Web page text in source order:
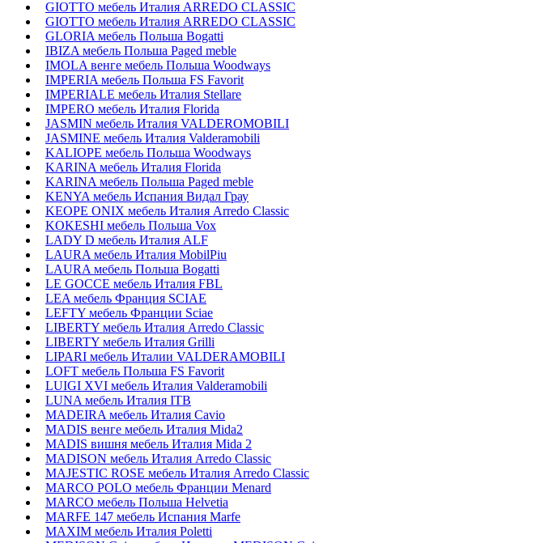
GIOTTO мебель Италия ARREDO CLASSIC
GIOTTO мебель Италия ARREDO CLASSIC
GLORIA мебель Польша Bogatti
IBIZA мебель Польша Paged meble
IMOLA венге мебель Польша Woodways
IMPERIA мебель Польша FS Favorit
IMPERIALE мебель Италия Stellare
IMPERO мебель Италия Florida
JASMIN мебель Италия VALDEROMOBILI
JASMINE мебель Италия Valderamobili
KALIOPE мебель Польша Woodways
KARINA мебель Италия Florida
KARINA мебель Польша Paged meble
KENYA мебель Испания Видал Грау
KEOPE ONIX мебель Италия Arredo Classic
KOKESHI мебель Польша Vox
LADY D мебель Италия ALF
LAURA мебель Италия MobilPiu
LAURA мебель Польша Bogatti
LE GOCCE мебель Италия FBL
LEA мебель Франция SCIAE
LEFTY мебель Франции Sciae
LIBERTY мебель Италия Arredo Classic
LIBERTY мебель Италия Grilli
LIPARI мебель Италии VALDERAMOBILI
LOFT мебель Польша FS Favorit
LUIGI XVI мебель Италия Valderamobili
LUNA мебель Италия ITB
MADEIRA мебель Италия Cavio
MADIS венге мебель Италия Mida2
MADIS вишня мебель Италия Mida 2
MADISON мебель Италия Arredo Classic
MAJESTIC ROSE мебель Италия Arredo Classic
MARCO POLO мебель Франции Menard
MARCO мебель Польша Helvetia
MARFE 147 мебель Испания Marfe
MAXIM мебель Италия Poletti